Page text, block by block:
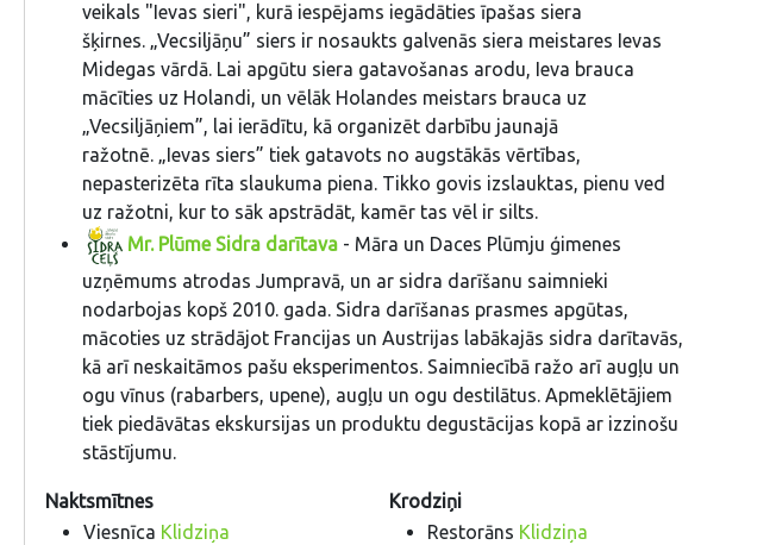
veikals "Ievas sieri", kurā iespējams iegādāties īpašas siera
šķirnes. „Vecsiljāņu” siers ir nosaukts galvenās siera meistares Ievas
Midegas vārdā. Lai apgūtu siera gatavošanas arodu, Ieva brauca
mācīties uz Holandi, un vēlāk Holandes meistars brauca uz
„Vecsiljāņiem”, lai ierādītu, kā organizēt darbību jaunajā
ražotnē. „Ievas siers” tiek gatavots no augstākās vērtības,
nepasterizēta rīta slaukuma piena. Tikko govis izslauktas, pienu ved
uz ražotni, kur to sāk apstrādāt, kamēr tas vēl ir silts.
Mr. Plūme Sidra darītava - Māra un Daces Plūmju ģimenes
uzņēmums atrodas Jumpravā, un ar sidra darīšanu saimnieki
nodarbojas kopš 2010. gada. Sidra darīšanas prasmes apgūtas,
mācoties uz strādājot Francijas un Austrijas labākajās sidra darītavās,
kā arī neskaitāmos pašu eksperimentos. Saimniecībā ražo arī augļu un
ogu vīnus (rabarbers, upene), augļu un ogu destilātus. Apmeklētājiem
tiek piedāvātas ekskursijas un produktu degustācijas kopā ar izzinošu
stāstījumu.
Naktsmītnes
Krodziņi
Viesnīca Klidziņa Restorāns Klidziņa